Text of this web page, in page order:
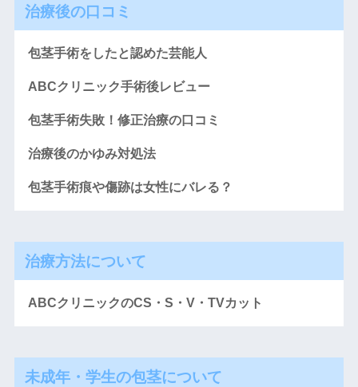
治療後の口コミ
包茎手術をしたと認めた芸能人
ABCクリニック手術後レビュー
包茎手術失敗！修正治療の口コミ
治療後のかゆみ対処法
包茎手術痕や傷跡は女性にバレる？
治療方法について
ABCクリニックのCS・S・V・TVカット
未成年・学生の包茎について